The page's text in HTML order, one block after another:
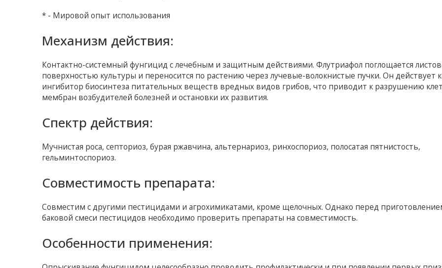
* - Мировой опыт использования
Механизм действия:
Контактно-системный фунгицид с лечебным и защитным действиями. Флутриафол поглощается
поверхностью культуры и переносится по растению через лучевые-волокнистые пучки. Он действует
ингибитор биосинтеза питательных веществ вредных видов грибов, что приводит к разрушению
мембран возбудителей болезней и остановки их развития.
Спектр действия:
Мучнистая роса, септориоз, бурая ржавчина, альтернариоз, ринхоспориоз, полосатая пятнистость,
гельминтоспориоз.
Совместимость препарата:
Совместим с другими пестицидами и агрохимикатами, кроме щелочных. Однако перед
баковой смеси пестицидов необходимо проверить препараты на совместимость.
Особенности применения: